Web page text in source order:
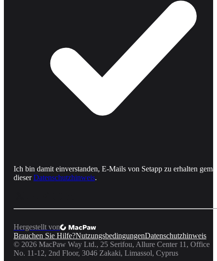
Ich bin damit einverstanden, E-Mails von Setapp zu erhalten
dieser Datenschutzhinweis.
Hergestellt von
Brauchen Sie Hilfe?NutzungsbedingungenDatenschutzhinweis
© 2026 MacPaw Way Ltd., 25 Serifou, Allure Center 11, Office
No. 11-12, 2nd Floor, 3046 Zakaki, Limassol, Cyprus